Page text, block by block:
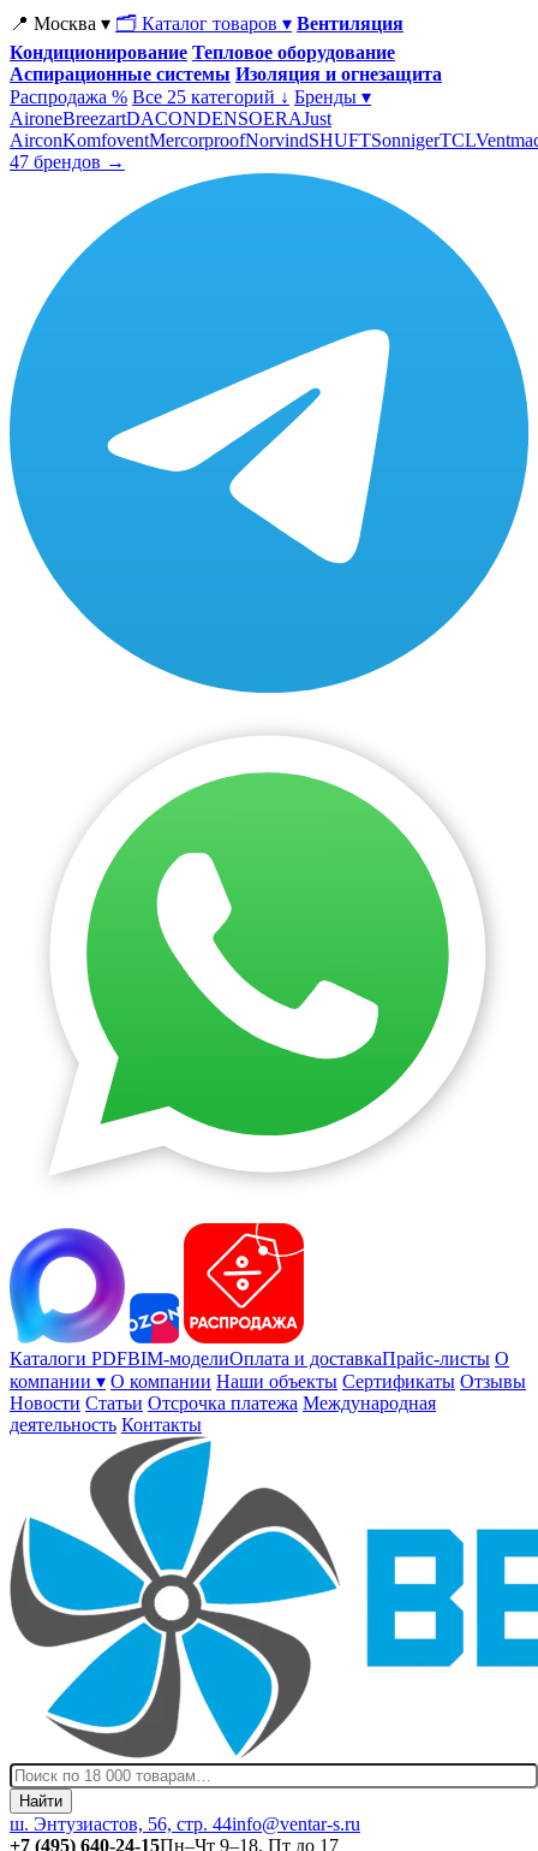
📍 Москва ▾ 🗂 Каталог товаров ▾ Вентиляция
Кондиционирование Тепловое оборудование
Аспирационные системы Изоляция и огнезащита
Распродажа % Все 25 категорий ↓ Бренды ▾
AironeBreezartDACONDENSOERAJust
AirconKomfoventMercorproofNorvindSHUFTSonnigerTCL
47 брендов →
Каталоги PDFBIM-моделиОплата и доставкаПрайс-листы О
компании ▾ О компании Наши объекты Сертификаты Отзывы
Новости Статьи Отсрочка платежа Международная
деятельность Контакты
Найти
ш. Энтузиастов, 56, стр. 44info@ventar-s.ru
+7 (495) 640-24-15Пн–Чт 9–18, Пт до 17